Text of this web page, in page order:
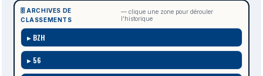
🗄️ ARCHIVES DE
CLASSEMENTS
— clique une zone pour dérouler
l'historique
BZH
56